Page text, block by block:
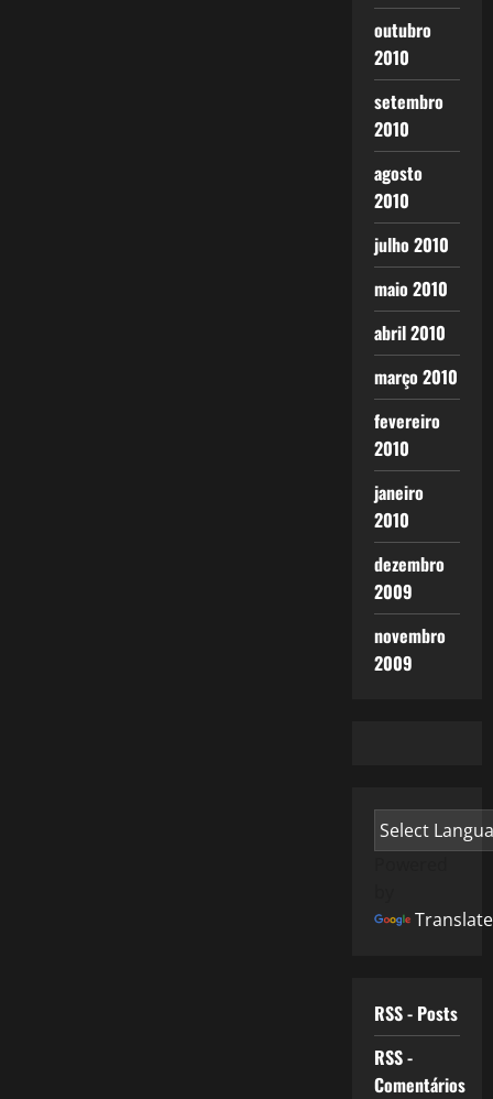
outubro
2010
setembro
2010
agosto
2010
julho 2010
maio 2010
abril 2010
março 2010
fevereiro
2010
janeiro
2010
dezembro
2009
novembro
2009
Translate
RSS - Posts
RSS -
Comentários